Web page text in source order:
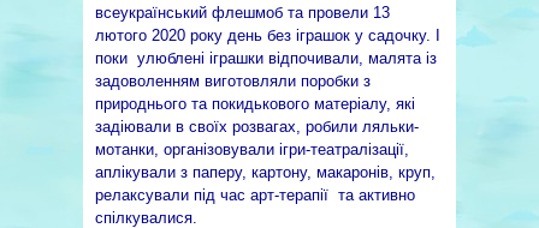
всеукраїнський флешмоб та провели 13
лютого 2020 року день без іграшок у садочку. І
поки улюблені іграшки відпочивали, малята із
задоволенням виготовляли поробки з
природнього та покидькового матеріалу, які
задіювали в своїх розвагах, робили ляльки-
мотанки, організовували ігри-театралізації,
аплікували з паперу, картону, макаронів, круп,
релаксували під час арт-терапії та активно
спілкувалися.